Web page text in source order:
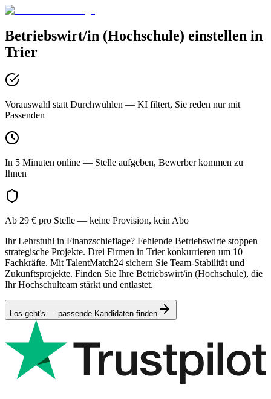
Betriebswirt/in (Hochschule) einstellen in
Trier
Vorauswahl statt Durchwühlen — KI filtert, Sie reden nur mit
Passenden
In 5 Minuten online — Stelle aufgeben, Bewerber kommen zu
Ihnen
Ab 29 € pro Stelle — keine Provision, kein Abo
Ihr Lehrstuhl in Finanzschieflage? Fehlende Betriebswirte stoppen
strategische Projekte. Drei Firmen in Trier konkurrieren um 10
Fachkräfte. Mit TalentMatch24 sichern Sie Team-Stabilität und
Zukunftsprojekte. Finden Sie Ihre Betriebswirt/in (Hochschule), die
Ihr Hochschulteam stärkt und entlastet.
Los geht's — passende Kandidaten finden